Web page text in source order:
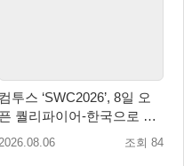
컴투스 ‘SWC2026’, 8일 오
픈 퀄리파이어-한국으로 시
즌 개막!
2026.08.06 조회 84